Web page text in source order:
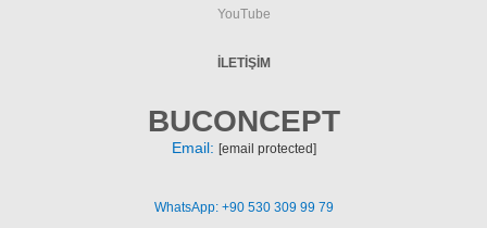
YouTube
İLETIŞIM
BUCONCEPT
Email: [email protected]
WhatsApp: +90 530 309 99 79